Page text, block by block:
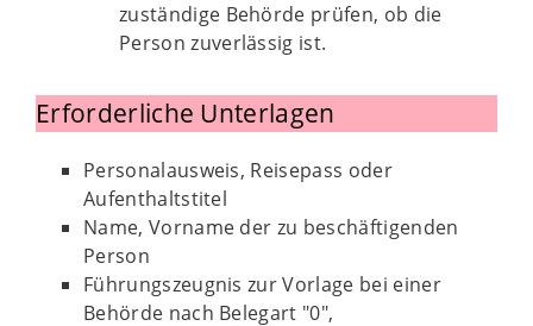
zuständige Behörde prüfen, ob die
Person zuverlässig ist.
Erforderliche Unterlagen
Personalausweis, Reisepass oder
Aufenthaltstitel
Name, Vorname der zu beschäftigenden
Person
Führungszeugnis zur Vorlage bei einer
Behörde nach Belegart "0",